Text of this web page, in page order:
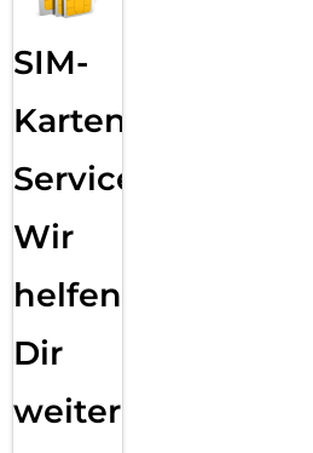
SIM-
Karten
Service:
Wir
helfen
Dir
weiter